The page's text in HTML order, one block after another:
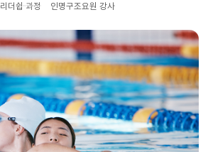
리더쉽 과정 인명구조요원 강사